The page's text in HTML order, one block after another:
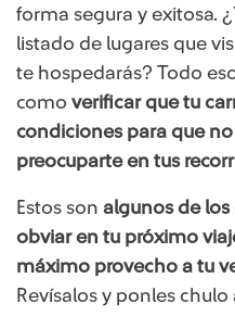
forma segura y exitosa.
listado de lugares que
te hospedarás? Todo
como verificar que tu
condiciones para que
preocuparte en tus
Estos son algunos de
obviar en tu próximo
máximo provecho a tu
Revísalos y ponles chulo